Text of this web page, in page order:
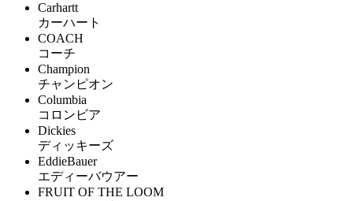
Carhartt
カーハート
COACH
コーチ
Champion
チャンピオン
Columbia
コロンビア
Dickies
ディッキーズ
EddieBauer
エディーバウアー
FRUIT OF THE LOOM